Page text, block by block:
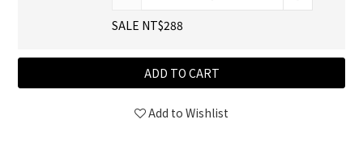
SALE NT$288
ADD TO CART
Add to Wishlist